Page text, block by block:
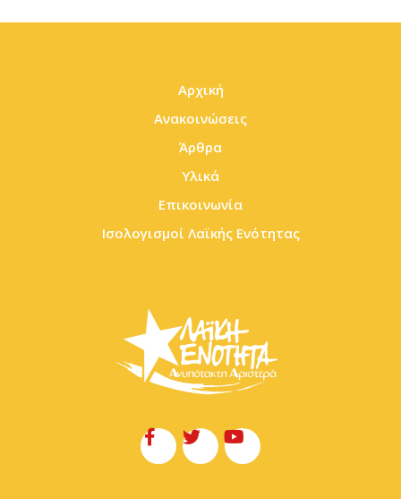
Αρχική
Ανακοινώσεις
Άρθρα
Υλικά
Επικοινωνία
Ισολογισμοί Λαϊκής Ενότητας